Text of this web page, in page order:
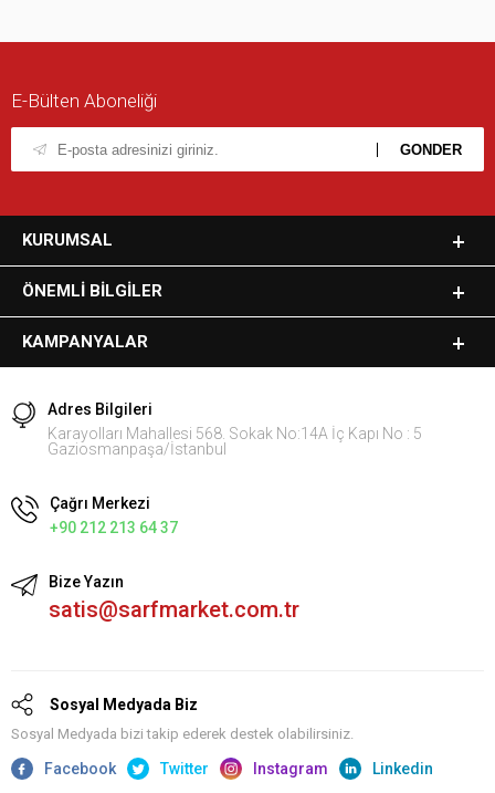
E-Bülten Aboneliği
KURUMSAL
ÖNEMLI BILGILER
KAMPANYALAR
Adres Bilgileri
Karayolları Mahallesi 568. Sokak No:14A İç Kapı No : 5
Gaziosmanpaşa/İstanbul
Çağrı Merkezi
+90 212 213 64 37
Bize Yazın
satis@sarfmarket.com.tr
Sosyal Medyada Biz
Sosyal Medyada bizi takip ederek destek olabilirsiniz.
Facebook Twitter Instagram Linkedin